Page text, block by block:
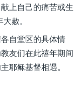
上自己的痛苦或生
赦。
自堂区的具体情
友们在此禧年期间
耶稣基督相遇。